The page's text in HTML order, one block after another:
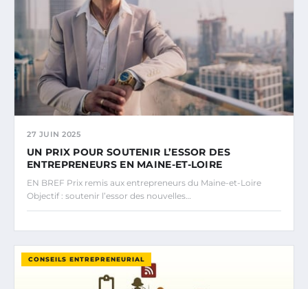
27 JUIN 2025
UN PRIX POUR SOUTENIR L’ESSOR DES
ENTREPRENEURS EN MAINE-ET-LOIRE
EN BREF Prix remis aux entrepreneurs du Maine-et-Loire
Objectif : soutenir l’essor des nouvelles…
CONSEILS ENTREPRENEURIAL